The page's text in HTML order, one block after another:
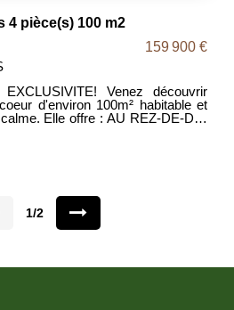
4 pièce(s) 100 m2
159 900 €
Venez découvrir
d'environ 100m² habitable et
Elle offre : AU REZ-DE-DE-
: Une terrasse, un jardin et
1949 Prix : 159 900€ Frais
d'agence sont à la charge des
1/2